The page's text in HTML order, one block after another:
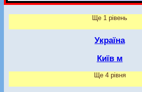
Ще 1 рівень
Україна
Київ м
Ще 4 рівня